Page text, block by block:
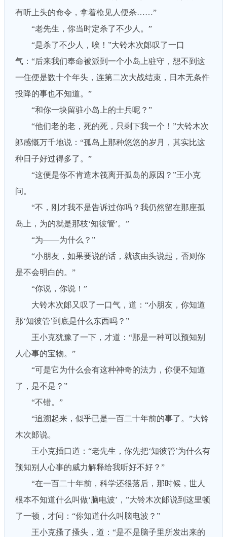
有听上头的命令，拿着枪见人便杀……”
“老先生，你当时定杀了不少人。”
“是杀了不少人，唉！”大铃木次郞叹了一口
气：“后来我们奉命被派到一个小岛上驻守，想不到这
一住便是数十个年头，连第二次大战结束，日本无条件
投降的事也不知道。”
“和你一块留驻小岛上的士兵呢？”
“他们老的老，死的死，只剩下我一个！”大铃木次
郞感慨万千地说：“孤岛上那种悠悠的岁月，其实比这
种日子好过得多了。”
“这便是你不肯造木筏离开孤岛的原因？”王小克
问。
“不，刚才我不是告诉过你吗？我仍然留在那座孤
岛上，为的就是那枝‘知彼管’。”
“为——为什么？”
“小朋友，如果要说的话，就该由头说起，否则你
是不会明白的。”
“你说，你说！”
大铃木次郞又叹了一口气，道：“小朋友，你知道
那‘知彼管’到底是什么东西吗？”
王小克犹豫了一下，才道：“那是一种可以预知别
人心事的宝物。”
“可是它为什么会有这种神奇的法力，你便不知道
了，是不是？”
“不错。”
“追溯起来，似乎已是一百二十年前的事了。”大铃
木次郞说。
王小克插口道：“老先生，你先把‘知彼管’为什么有
预知别人心事的威力解释给我听好不好？”
“在一百二十年前，科学还很落后，那时候，世人
根本不知道什么叫做‘脑电波’，”大铃木次郞说到这里顿
了一顿，才问：“你知道什么叫脑电波？”
王小克搔了搔头，道：“是不是脑子里所发出来的